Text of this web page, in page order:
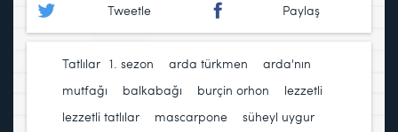
Tweetle Paylaş
Tatlılar 1. sezon arda türkmen
arda'nın
mutfağı
balkabağı burçin orhon lezzetli
lezzetli tatlılar
mascarpone süheyl uygur